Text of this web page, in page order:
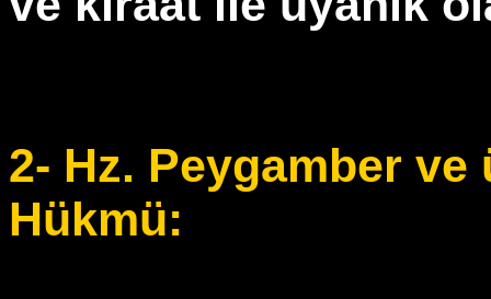
2- Hz. Peygamber
Hükmü: